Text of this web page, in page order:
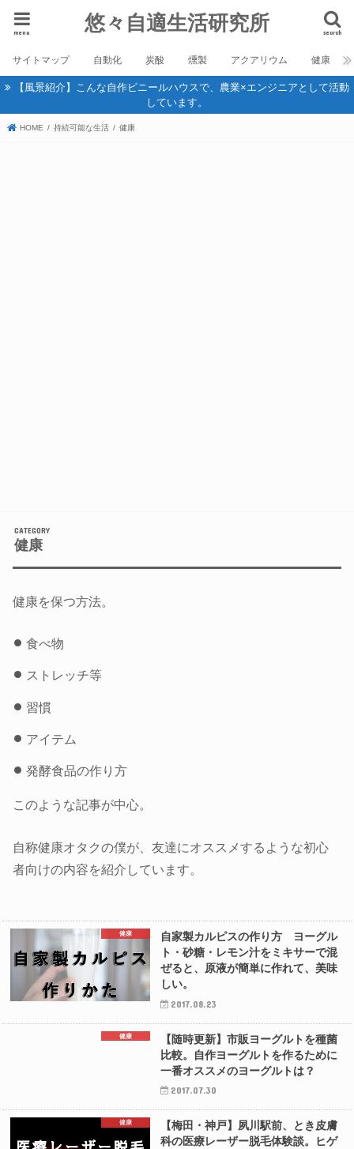
悠々自適生活研究所 search
menu
サイトマップ 自動化 炭酸 燻製 アクアリウム 健康
【風景紹介】こんな自作ビニールハウスで、農業×エンジニアとして活動
しています。
HOME 持続可能な生活 健康
健康
健康を保つ方法。
食べ物
ストレッチ等
習慣
アイテム
発酵食品の作り方
このような記事が中心。
自称健康オタクの僕が、友達にオススメするような初心
者向けの内容を紹介しています。
健康
自家製カルピスの作り方 ヨーグル
ト・砂糖・レモン汁をミキサーで混
ぜると、原液が簡単に作れて、美味
しい。
2017.08.23
健康
【随時更新】市販ヨーグルトを種菌
比較。自作ヨーグルトを作るために
一番オススメのヨーグルトは？
2017.07.30
健康
【梅田・神戸】夙川駅前、とき皮膚
科の医療レーザー脱毛体験談。ヒゲ